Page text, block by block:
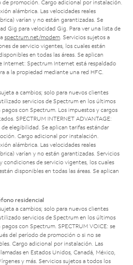
de promoción. Cargo adicional por instalación.
alámbrica. Las velocidades reales
varían y no están garantizadas. Se
Gig para velocidad Gig. Para ver una lista de
spectrum.net/modem . Servicios sujetos a
de servicio vigentes, los cuales están
en todas las áreas. Se aplican
Internet: Spectrum Internet está respaldado
a la propiedad mediante una red HFC.
a cambios; solo para nuevos clientes
servicios de Spectrum en los últimos
con Spectrum. Los impuestos y cargos
SPECTRUM INTERNET ADVANTAGE:
elegibilidad. Se aplican tarifas estándar
Cargo adicional por instalación.
alámbrica. Las velocidades reales
varían y no están garantizadas. Servicios
condiciones de servicio vigentes, los cuales
disponibles en todas las áreas. Se aplican
residencial
a cambios; solo para nuevos clientes
servicios de Spectrum en los últimos
con Spectrum. SPECTRUM VOICE: se
del período de promoción o si no se
Cargo adicional por instalación. Las
en Estados Unidos, Canadá, México,
y más. Servicios sujetos a todos los